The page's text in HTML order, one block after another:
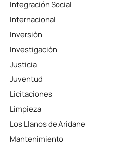
Integración Social
Internacional
Inversión
Investigación
Justicia
Juventud
Licitaciones
Limpieza
Los Llanos de Aridane
Mantenimiento